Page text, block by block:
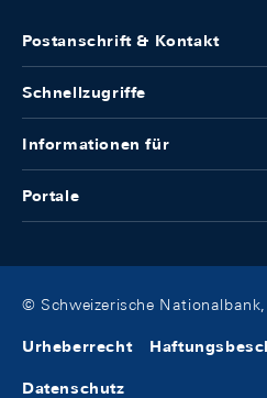
Postanschrift & Kontakt
Schnellzugriffe
Informationen für
Portale
© Schweizerische
Urheberrecht
Datenschutz